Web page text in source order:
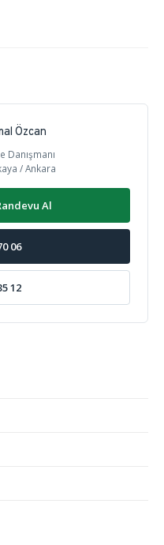
Özcan
Danışmanı
/ Ankara
Al
06
12